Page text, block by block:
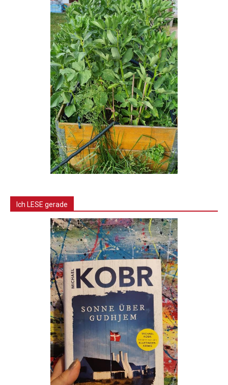
Ich LESE gerade